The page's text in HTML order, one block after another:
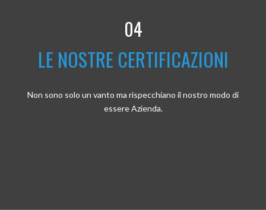
04
LE NOSTRE CERTIFICAZIONI
Non sono solo un vanto ma rispecchiano il nostro modo di
essere Azienda.